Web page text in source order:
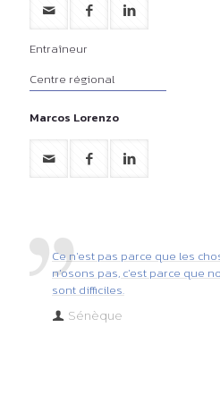
Entraîneur
Centre régional
Marcos Lorenzo
Ce n'est pas parce que les
n'osons pas, c'est parce que
sont difficiles.
Sénèque